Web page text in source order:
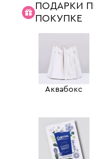
ПОДАРКИ
ПОКУПКЕ
Аквабокс